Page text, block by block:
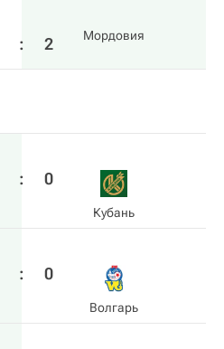
: 2 Мордовия
: 0
Кубань
: 0
Волгарь